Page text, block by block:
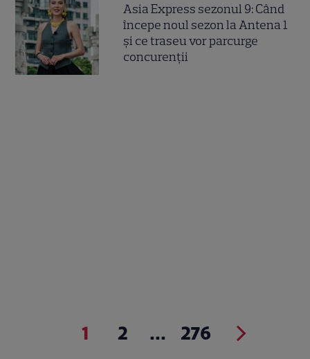
Asia Express sezonul 9: Când
începe noul sezon la Antena 1
și ce traseu vor parcurge
concurenții
1 2 ... 276